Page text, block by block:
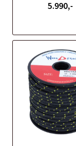
5.990,-